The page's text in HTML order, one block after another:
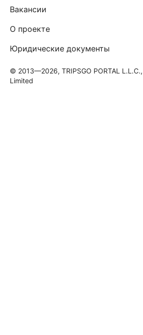
Вакансии
О проекте
Юридические документы
© 2013—2026, TRIPSGO PORTAL
Limited